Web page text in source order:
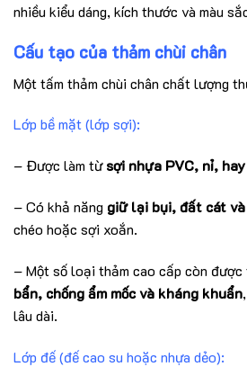
nhiều kiểu dáng, kích thước và màu
Cấu tạo của thảm chùi chân
Một tấm thảm chùi chân chất lượng
Lớp bề mặt (lớp sợi):
– Được làm từsợi nhựa PVC, nỉ,
– Có khả năng giữ lại bụi, đất cát
chéo hoặc sợi xoắn.
– Một số loại thảm cao cấp còn
bẩn, chống ẩm mốc và kháng khuẩn
lâu dài.
Lớp đế (đế cao su hoặc nhựa dẻo):